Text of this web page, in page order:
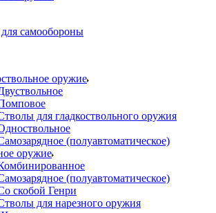
самообороны
оружие
для гладкоствольного оружия
(полуавтоматическое)
оружие
(полуавтоматическое)
скобой Генри
для нарезного оружия